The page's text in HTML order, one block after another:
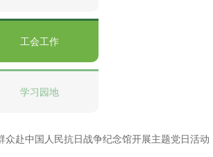
工会工作
学习园地
赴中国人民抗日战争纪念馆开展主题党日活动